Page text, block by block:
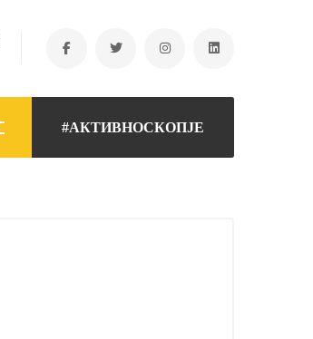
#АКТИВНОСКОПЈЕ